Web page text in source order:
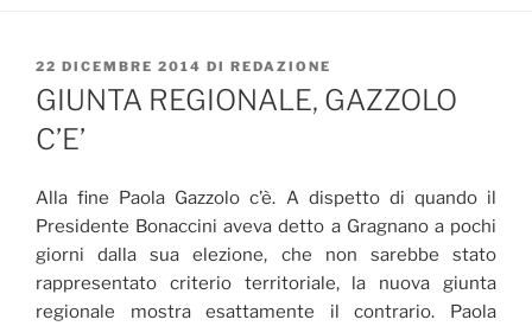
PUBBLICATO
IL
22 DICEMBRE 2014 DI REDAZIONE
GIUNTA REGIONALE, GAZZOLO
C’E’
Alla fine Paola Gazzolo c’è. A dispetto di quando il
Presidente Bonaccini aveva detto a Gragnano a pochi
giorni dalla sua elezione, che non sarebbe stato
rappresentato criterio territoriale, la nuova giunta
regionale mostra esattamente il contrario. Paola